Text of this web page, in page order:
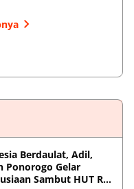
Berdaulat, Adil,
Ponorogo Gelar
Sambut HUT RI